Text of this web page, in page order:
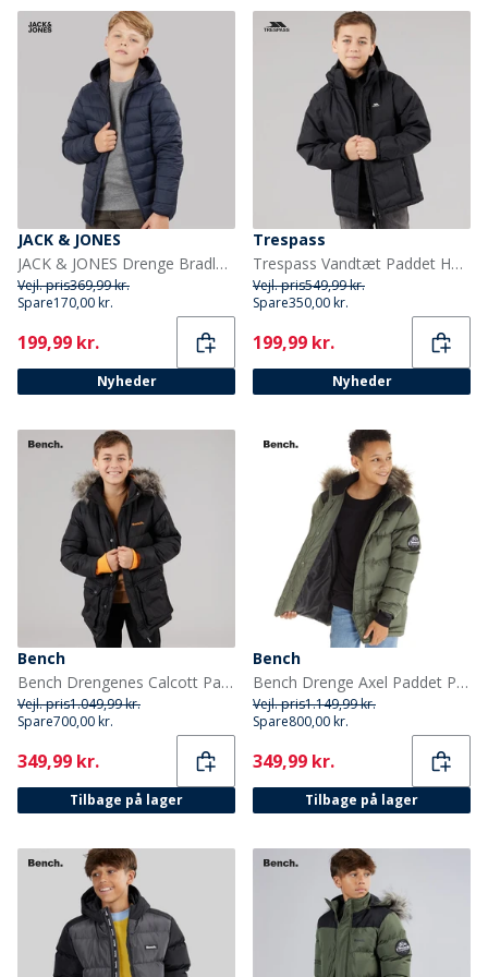
JACK & JONES
JACK & JONES Drenge Bradley Let Dunjakke Sky Captain
Vejl. pris369,99 kr.
Spare170,00 kr.
Current
199,99 kr.
Nyheder
Trespass
Trespass Vandtæt Paddet Hættejakke til Drenge Figo Sort
Vejl. pris549,99 kr.
Spare350,00 kr.
Current
199,99 kr.
Nyheder
Bench
Bench Drengenes Calcott Parka Jakke Sort
Vejl. pris1.049,99 kr.
Spare700,00 kr.
Current
349,99 kr.
Tilbage på lager
Bench
Bench Drenge Axel Paddet Parka Khaki
Vejl. pris1.149,99 kr.
Spare800,00 kr.
Current
349,99 kr.
Tilbage på lager